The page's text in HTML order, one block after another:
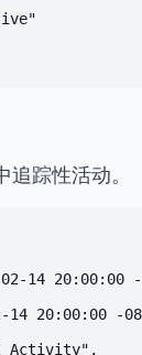
踪性活动。
14 20:00:00
14 20:00:00 -
Activity",